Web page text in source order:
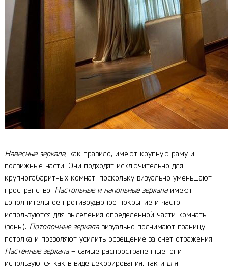
Навесные зеркала, как правило, имеют крупную раму и
подвижные части. Они подходят исключительно для
крупногабаритных комнат, поскольку визуально уменьшают
пространство. Настольные и напольные зеркалаимеют
дополнительное противоударное покрытие и часто
используются для выделения определенной части комнаты
(зоны). Потолочные зеркалавизуально поднимают границу
потолка и позволяют усилить освещение за счет отражения.
Настенные зеркала– самые распространенные, они
используются как в виде декорирования, так и для